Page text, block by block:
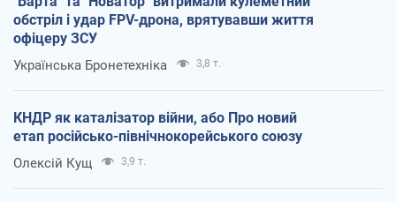
обстріл і удар FPV-дрона, врятувавши життя
офіцеру ЗСУ
Українська Бронетехніка 3,8 т.
КНДР як каталізатор війни, або Про новий
етап російсько-північнокорейського союзу
Олексій Кущ 3,9 т.